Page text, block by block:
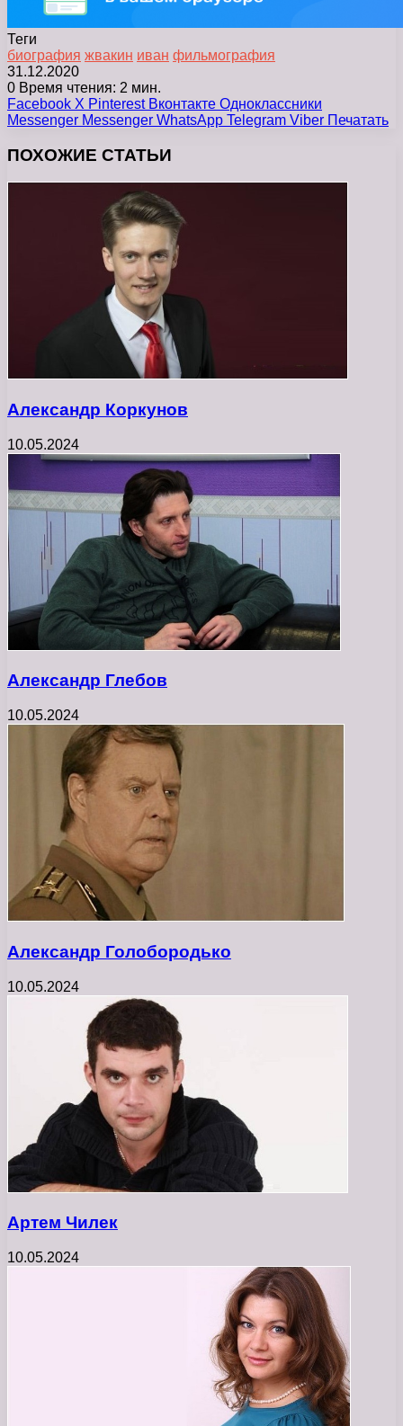
Теги
биография жвакин иван фильмография
31.12.2020
0 Время чтения: 2 мин.
Facebook X Pinterest Вконтакте Одноклассники
Messenger Messenger WhatsApp Telegram Viber Печатать
ПОХОЖИЕ СТАТЬИ
Александр Коркунов
10.05.2024
Александр Глебов
10.05.2024
Александр Голобородько
10.05.2024
Артем Чилек
10.05.2024